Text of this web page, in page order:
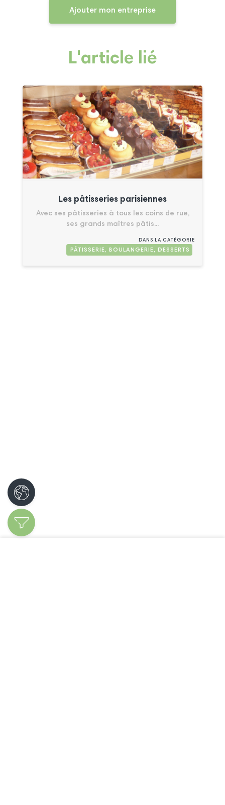
Ajouter mon entreprise
L'article lié
Les pâtisseries parisiennes
Avec ses pâtisseries à tous les coins de rue,
ses grands maîtres pâtis...
DANS LA CATÉGORIE
PÂTISSERIE, BOULANGERIE, DESSERTS